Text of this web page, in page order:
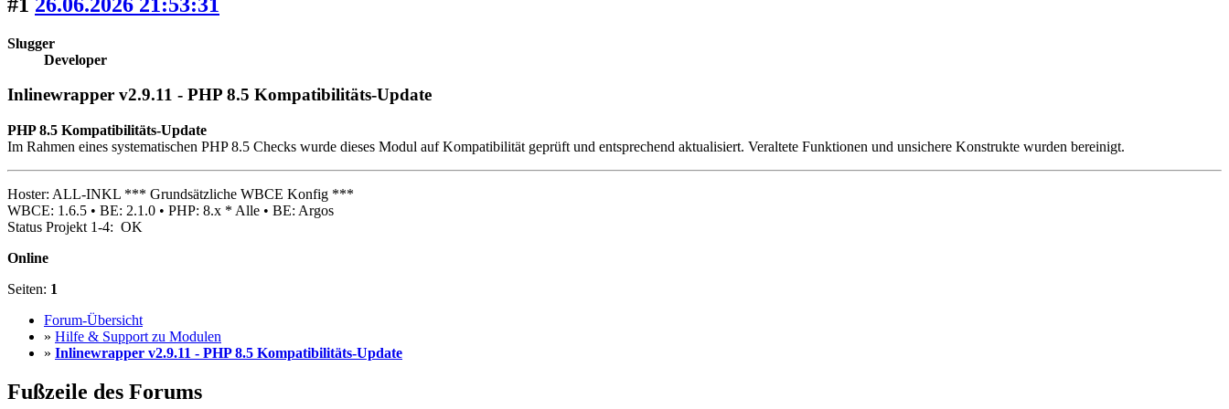
Slugger
Developer
Inlinewrapper v2.9.11 - PHP 8.5 Kompatibilitäts-Update
PHP 8.5 Kompatibilitäts-Update
Im Rahmen eines systematischen PHP 8.5 Checks wurde dieses Modul auf Kompatibilität geprüft und entsprechend aktualisiert. Veraltete Funktionen und unsichere Konstrukte wurden bereinigt.
Hoster: ALL-INKL *** Grundsätzliche WBCE Konfig ***
WBCE: 1.6.5 • BE: 2.1.0 • PHP: 8.x * Alle • BE: Argos
Status Projekt 1-4: OK
Online
Seiten: 1
Forum-Übersicht
» Hilfe & Support zu Modulen
» Inlinewrapper v2.9.11 - PHP 8.5 Kompatibilitäts-Update
Fußzeile des Forums